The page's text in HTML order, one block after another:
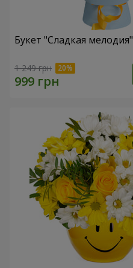
Букет "Сладкая мелодия"
1 249 грн